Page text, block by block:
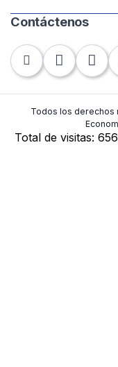
Mapa del sitio
Paraguay.gov.py
Banco Central del
Contraloría General de
Contáctenos
Chile 252 | 1220.
Tel: +595-21 440-010
Fax: +595-21 448-283
Contactos
Todos los derechos
Total de visitas: